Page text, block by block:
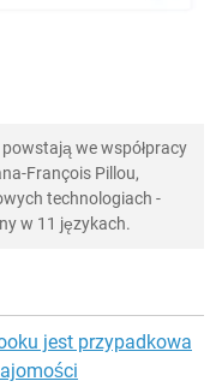
we współpracy
François Pillou,
technologiach -
w 11 językach.
jest przypadkowa